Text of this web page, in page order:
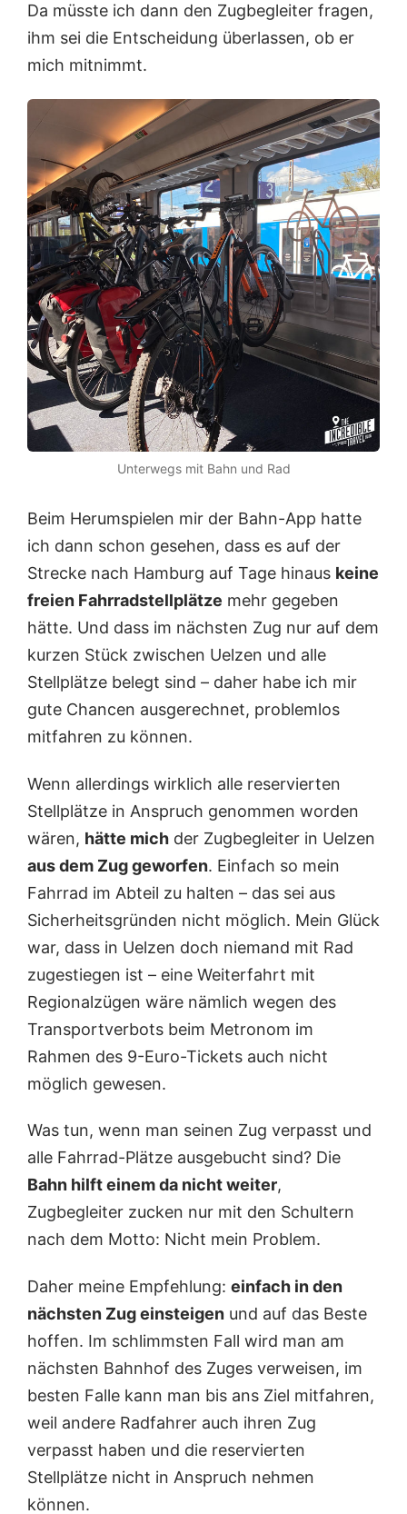
Da müsste ich dann den Zugbegleiter fragen,
ihm sei die Entscheidung überlassen, ob er
mich mitnimmt.
Unterwegs mit Bahn und Rad
Beim Herumspielen mir der Bahn-App hatte
ich dann schon gesehen, dass es auf der
Strecke nach Hamburg auf Tage hinaus keine
freien Fahrradstellplätze mehr gegeben
hätte. Und dass im nächsten Zug nur auf dem
kurzen Stück zwischen Uelzen und alle
Stellplätze belegt sind – daher habe ich mir
gute Chancen ausgerechnet, problemlos
mitfahren zu können.
Wenn allerdings wirklich alle reservierten
Stellplätze in Anspruch genommen worden
wären, hätte mich der Zugbegleiter in Uelzen
aus dem Zug geworfen. Einfach so mein
Fahrrad im Abteil zu halten – das sei aus
Sicherheitsgründen nicht möglich. Mein Glück
war, dass in Uelzen doch niemand mit Rad
zugestiegen ist – eine Weiterfahrt mit
Regionalzügen wäre nämlich wegen des
Transportverbots beim Metronom im
Rahmen des 9-Euro-Tickets auch nicht
möglich gewesen.
Was tun, wenn man seinen Zug verpasst und
alle Fahrrad-Plätze ausgebucht sind? Die
Bahn hilft einem da nicht weiter,
Zugbegleiter zucken nur mit den Schultern
nach dem Motto: Nicht mein Problem.
Daher meine Empfehlung: einfach in den
nächsten Zug einsteigen und auf das Beste
hoffen. Im schlimmsten Fall wird man am
nächsten Bahnhof des Zuges verweisen, im
besten Falle kann man bis ans Ziel mitfahren,
weil andere Radfahrer auch ihren Zug
verpasst haben und die reservierten
Stellplätze nicht in Anspruch nehmen
können.